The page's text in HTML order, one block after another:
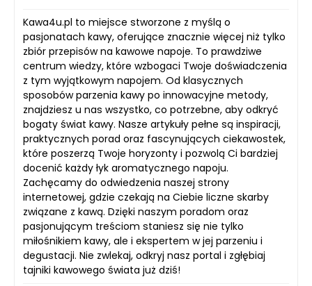
Kawa4u.pl to miejsce stworzone z myślą o
pasjonatach kawy, oferujące znacznie więcej niż tylko
zbiór przepisów na kawowe napoje. To prawdziwe
centrum wiedzy, które wzbogaci Twoje doświadczenia
z tym wyjątkowym napojem. Od klasycznych
sposobów parzenia kawy po innowacyjne metody,
znajdziesz u nas wszystko, co potrzebne, aby odkryć
bogaty świat kawy. Nasze artykuły pełne są inspiracji,
praktycznych porad oraz fascynujących ciekawostek,
które poszerzą Twoje horyzonty i pozwolą Ci bardziej
docenić każdy łyk aromatycznego napoju.
Zachęcamy do odwiedzenia naszej strony
internetowej, gdzie czekają na Ciebie liczne skarby
związane z kawą. Dzięki naszym poradom oraz
pasjonującym treściom staniesz się nie tylko
miłośnikiem kawy, ale i ekspertem w jej parzeniu i
degustacji. Nie zwlekaj, odkryj nasz portal i zgłębiaj
tajniki kawowego świata już dziś!